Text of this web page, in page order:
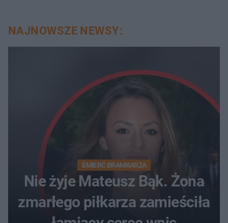
NAJNOWSZE NEWSY:
ŚMIERĆ BRAMKARZA
Nie żyje Mateusz Bąk. Żona
zmarłego piłkarza zamieściła